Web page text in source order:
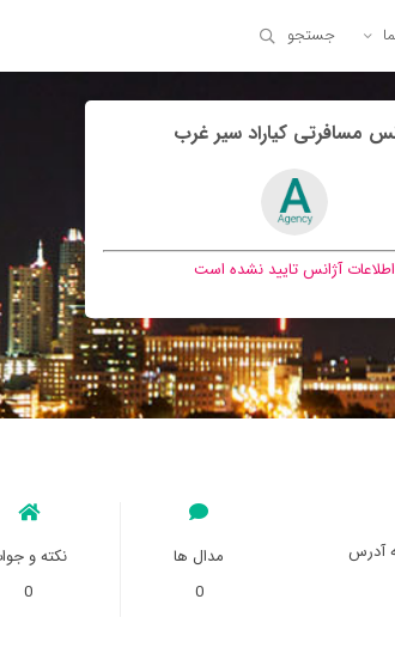
جستجو
مسافرتی كياراد سير غرب
اطلاعات آژانس تایید نشده است
آدرس
مدال ها
0
نکته و
0